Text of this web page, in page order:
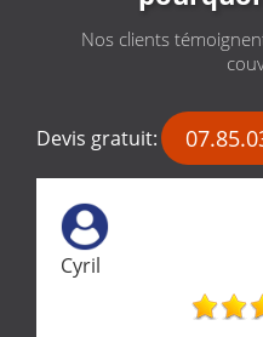
Nos clients
Devis gratuit:
Cyril